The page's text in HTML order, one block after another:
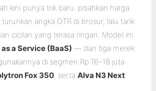
kini punya trik baru: pisahkan harga
angka OTR di brosur, lalu tarik
cicilan yang terasa ringan. Model ini
a Service (BaaS) — dan tiga merek
di segmen Rp 16–18 juta:
Fox 350, sertaAlva N3 Next